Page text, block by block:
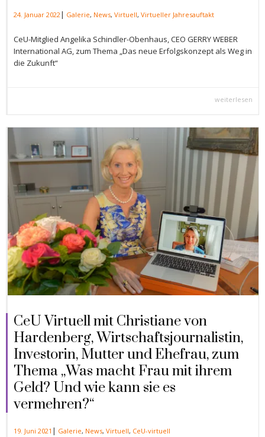
24. Januar 2022| Galerie, News, Virtuell, Virtueller Jahresauftakt
CeU-Mitglied Angelika Schindler-Obenhaus, CEO GERRY WEBER
International AG, zum Thema „Das neue Erfolgskonzept als Weg in
die Zukunft“
weiterlesen
CeU Virtuell mit Christiane von
Hardenberg, Wirtschaftsjournalistin,
Investorin, Mutter und Ehefrau, zum
Thema „Was macht Frau mit ihrem
Geld? Und wie kann sie es
vermehren?“
19. Juni 2021 | Galerie, News, Virtuell, CeU-virtuell